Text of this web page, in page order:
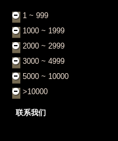
1 ~ 999
1000 ~ 1999
2000 ~ 2999
3000 ~ 4999
5000 ~ 10000
>10000
联系我们